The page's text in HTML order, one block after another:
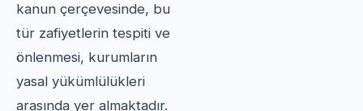
kanun çerçevesinde, bu
tür zafiyetlerin tespiti ve
önlenmesi, kurumların
yasal yükümlülükleri
arasında yer almaktadır.